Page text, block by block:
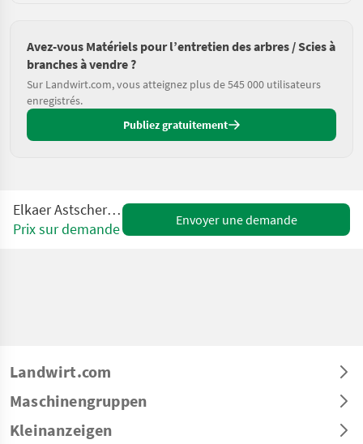
Avez-vous Matériels pour l’entretien des arbres / Scies à
branches à vendre ?
Sur Landwirt.com, vous atteignez plus de 545 000 utilisateurs
enregistrés.
Publiez gratuitement
Elkaer Astschere HK 2000-5
Prix sur demande
Envoyer une demande
Landwirt.com
Maschinengruppen
Kleinanzeigen